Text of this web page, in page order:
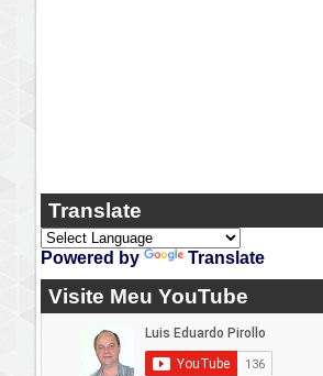
Translate
Powered by Translate
Visite Meu YouTube